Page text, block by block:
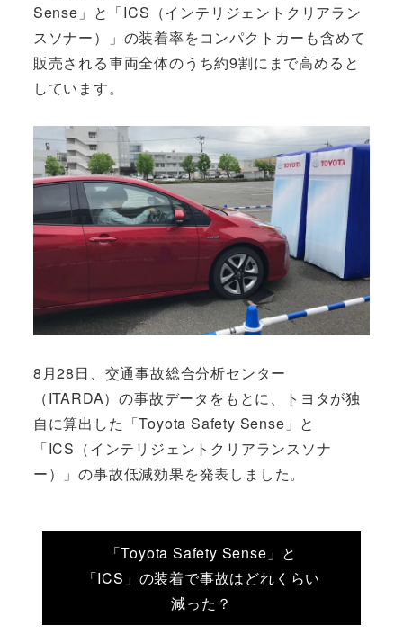
Sense」と「ICS（インテリジェントクリアラン
スソナー）」の装着率をコンパクトカーも含めて
販売される車両全体のうち約9割にまで高めると
しています。
8月28日、交通事故総合分析センター
（ITARDA）の事故データをもとに、トヨタが独
自に算出した「Toyota Safety Sense」と
「ICS（インテリジェントクリアランスソナ
ー）」の事故低減効果を発表しました。
「Toyota Safety Sense」と
「ICS」の装着で事故はどれくらい
減った？